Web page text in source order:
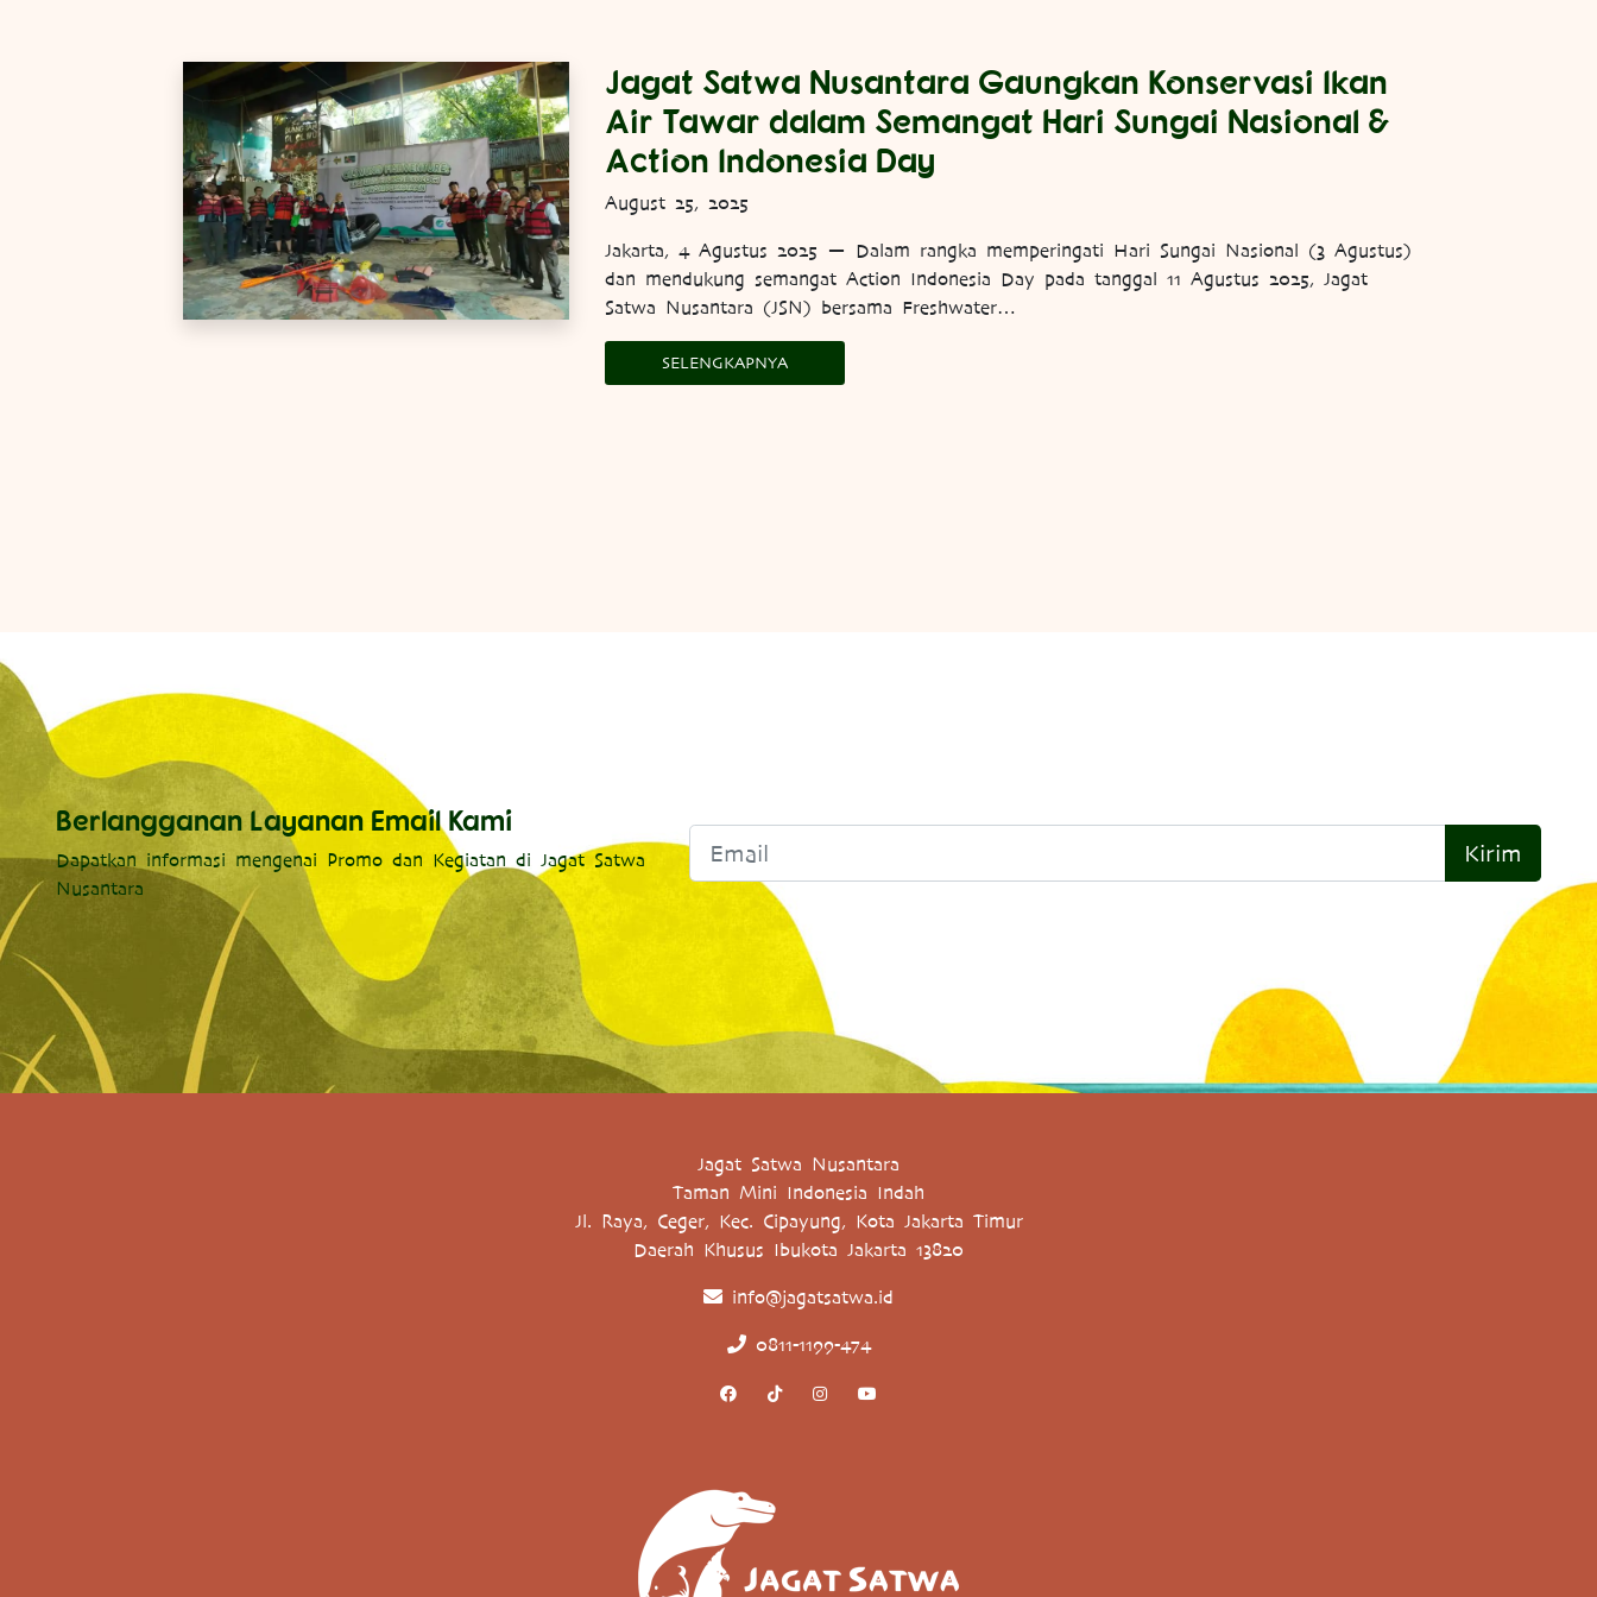
Jagat Satwa Nusantara Gaungkan Konservasi Ikan
Air Tawar dalam Semangat Hari Sungai Nasional &
Action Indonesia Day
August 25, 2025
Jakarta, 4 Agustus 2025 — Dalam rangka memperingati Hari Sungai Nasional (3 Agustus)
dan mendukung semangat Action Indonesia Day pada tanggal 11 Agustus 2025, Jagat
Satwa Nusantara (JSN) bersama Freshwater…
SELENGKAPNYA
Berlangganan Layanan Email Kami
Dapatkan informasi mengenai Promo dan Kegiatan di Jagat Satwa
Nusantara
Kirim
Jagat Satwa Nusantara
Taman Mini Indonesia Indah
Jl. Raya, Ceger, Kec. Cipayung, Kota Jakarta Timur
Daerah Khusus Ibukota Jakarta 13820
info@jagatsatwa.id
0811-1199-474